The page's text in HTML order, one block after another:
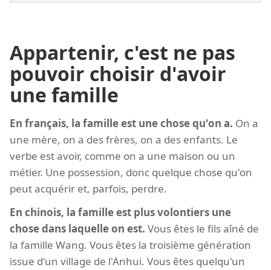
Appartenir, c'est ne pas
pouvoir choisir d'avoir
une famille
En français, la famille est une chose qu'on a. On a
une mère, on a des frères, on a des enfants. Le
verbe est avoir, comme on a une maison ou un
métier. Une possession, donc quelque chose qu'on
peut acquérir et, parfois, perdre.
En chinois, la famille est plus volontiers une
chose dans laquelle on est. Vous êtes le fils aîné de
la famille Wang. Vous êtes la troisième génération
issue d'un village de l'Anhui. Vous êtes quelqu'un